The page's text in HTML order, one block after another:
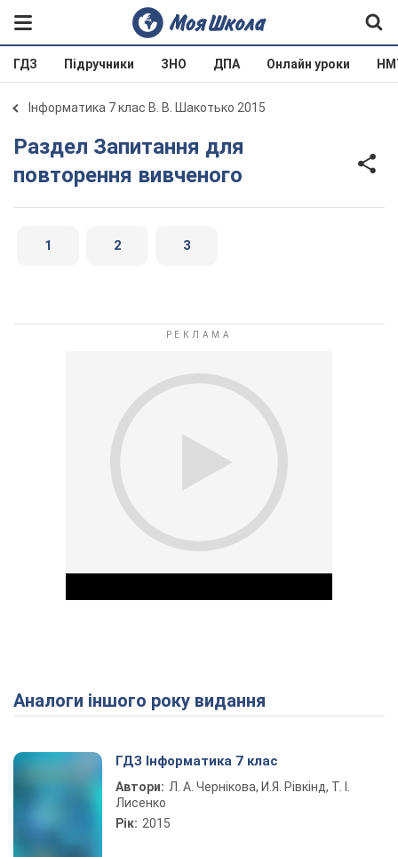
ГДЗ Підручники ЗНО ДПА Онлайн уроки
Інформатика 7 клас В. В. Шакотько 2015
Раздел Запитання для
повторення вивченого
1 2 3
Play Video
Аналоги іншого року видання
ГДЗ Інформатика 7 клас
Автори: Л. А. Чернікова, И.Я. Рівкінд, Т. І.
Лисенко
Рік: 2015